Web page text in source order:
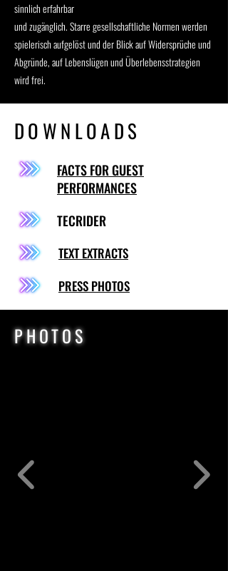
sinnlich erfahrbar
und zugänglich. Starre gesellschaftliche Normen werden
spielerisch aufgelöst und der Blick auf Widersprüche und
Abgründe, auf Lebenslügen und Überlebensstrategien
wird frei.
DOWNLOADS
FACTS FOR GUEST
PERFORMANCES
TECRIDER
TEXT EXTRACTS
PRESS PHOTOS
PHOTOS